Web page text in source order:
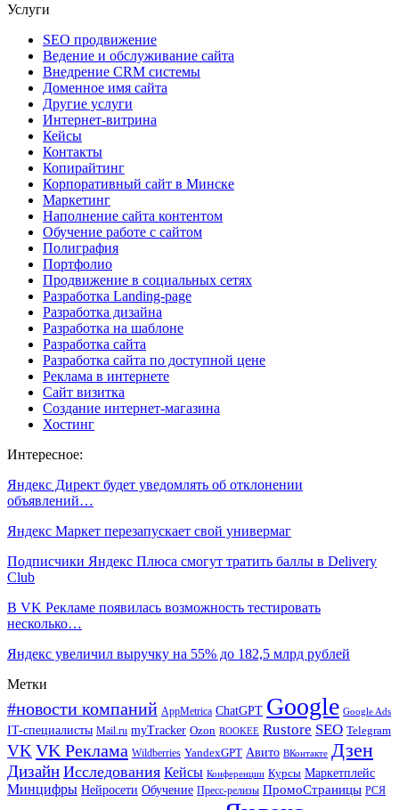
Услуги
SEO продвижение
Ведение и обслуживание сайта
Внедрение CRM системы
Доменное имя сайта
Другие услуги
Интернет-витрина
Кейсы
Контакты
Копирайтинг
Корпоративный сайт в Минске
Маркетинг
Наполнение сайта контентом
Обучение работе с сайтом
Полиграфия
Портфолио
Продвижение в социальных сетях
Разработка Landing-page
Разработка дизайна
Разработка на шаблоне
Разработка сайта
Разработка сайта по доступной цене
Реклама в интернете
Сайт визитка
Создание интернет-магазина
Хостинг
Интересное:
Яндекс Директ будет уведомлять об отклонении
объявлений…
Яндекс Маркет перезапускает свой универмаг
Подписчики Яндекс Плюса смогут тратить баллы в Delivery
Club
В VK Рекламе появилась возможность тестировать
несколько…
Яндекс увеличил выручку на 55% до 182,5 млрд рублей
Метки
#новости компаний AppMetrica ChatGPT Google Google Ads
IT-специалисты Mail.ru myTracker Ozon ROOKEE Rustore SEO Telegram
VK VK Реклама Wildberries YandexGPT Авито ВКонтакте Дзен
Дизайн Исследования Кейсы Конференции Курсы Маркетплейс
Минцифры Нейросети Обучение Пресс-релизы ПромоСтраницы РСЯ